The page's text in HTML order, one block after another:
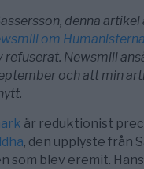
denna
om Humanisterna
refuserat. Newsmill
och att min
är reduktionist
, den upplyste från
som blev eremit.